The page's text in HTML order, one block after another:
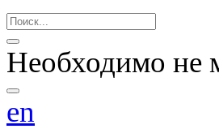
Необходимо не
en